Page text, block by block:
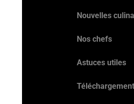
Nouvelles
Nos chefs
Astuces utiles